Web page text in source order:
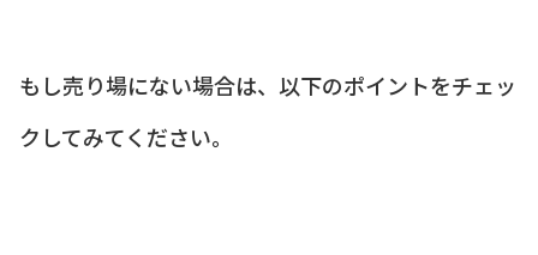
もし売り場にない場合は、以下のポイントをチェッ
クしてみてください。